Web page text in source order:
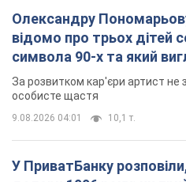
У ПриватБанку розповіли,
долари 1996 року: чи
обмінники та банки такі
приймають старі долари